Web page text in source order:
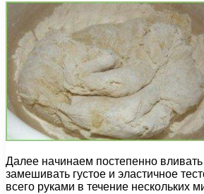
Далее начинаем постепенно
замешивать густое и эластичное
всего руками в течение нескольких